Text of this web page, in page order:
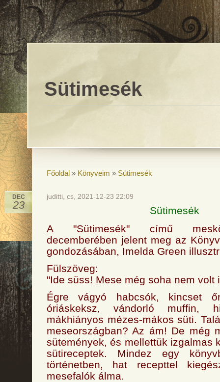
Sütimesék
Főoldal » Könyveim » Sütimesék
DEC
23
juditti, cs, 2021-12-23 22:09
Sütimesék
A "Sütimesék" című
decemberében jelent meg az
gondozásában, Imelda Green
Fülszöveg:
"Ide süss! Mese még soha nem
Égre vágyó habcsók, kincset
óriáskeksz, vándorló muffin,
mákhiányos mézes-mákos süti.
meseországban? Az ám! De még
sütemények, és mellettük izgalmas
sütireceptek. Mindez egy
történetben, hat recepttel
mesefalók álma.